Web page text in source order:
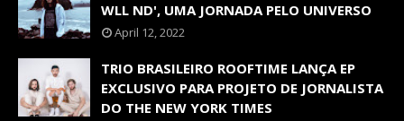
WLL ND', UMA JORNADA PELO UNIVERSO
April 12, 2022
TRIO BRASILEIRO ROOFTIME LANÇA EP
EXCLUSIVO PARA PROJETO DE JORNALISTA
DO THE NEW YORK TIMES